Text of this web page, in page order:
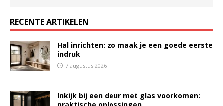
RECENTE ARTIKELEN
Hal inrichten: zo maak je een goede eerste
indruk
7 augustus 2026
Inkijk bij een deur met glas voorkomen: